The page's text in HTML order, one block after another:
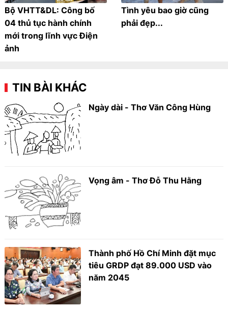
Bộ VHTT&DL: Công bố
04 thủ tục hành chính
mới trong lĩnh vực Điện
ảnh
Tình yêu bao giờ cũng
phải đẹp...
TIN BÀI KHÁC
Ngày dài - Thơ Văn Công Hùng
Vọng âm - Thơ Đỗ Thu Hằng
Thành phố Hồ Chí Minh đặt mục
tiêu GRDP đạt 89.000 USD vào
năm 2045